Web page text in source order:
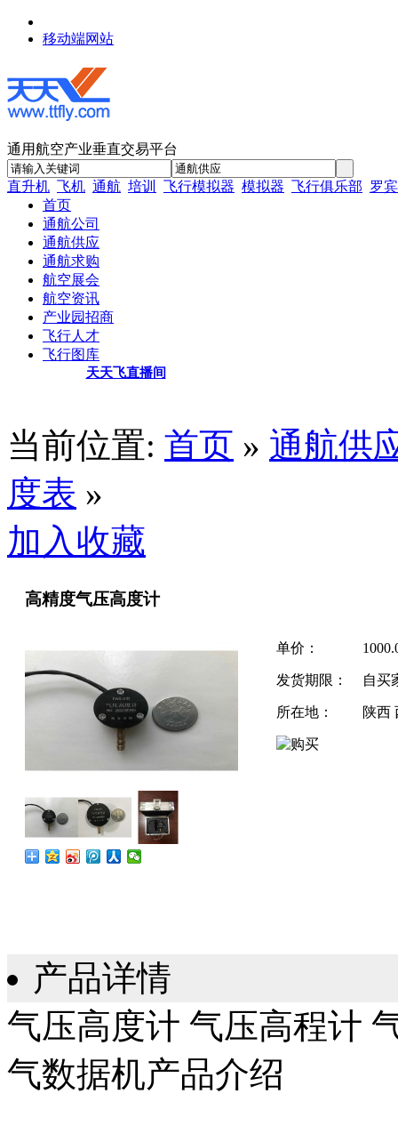
移动端网站
通用航空产业垂直交易平台
直升机 飞机 通航 培训 飞行模拟器 模拟器 飞行俱乐部 罗
首页
通航公司
通航供应
通航求购
航空展会
航空资讯
产业园招商
飞行人才
飞行图库
天天飞直播间
当前位置: 首页 » 通航供
度表 »
加入收藏
高精度气压高度计
单价：
发货期限： 自买
所在地： 陕西
产品详情
气压高度计 气压高程计
气数据机产品介绍